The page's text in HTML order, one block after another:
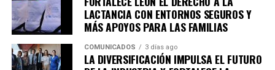
productividad y encontrar nuevas alternativas para
comercializar sus productos, generando beneficios
económicos y sociales para sus comunidades.
Esta nueva sede complementa el trabajo de la primera
LACTANCIA CON ENTORNOS SEGUROS Y
MÁS APOYOS PARA LAS FAMILIAS
COMUNICADOS 3 días ago
LA DIVERSIFICACIÓN IMPULSA EL FUTURO